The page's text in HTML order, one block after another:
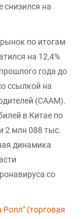
снизился на
по итогам
на 12,4%
года до
ссылкой на
(СААМ).
в Китае по
2 млн 088 тыс.
динамика
со
(торговая